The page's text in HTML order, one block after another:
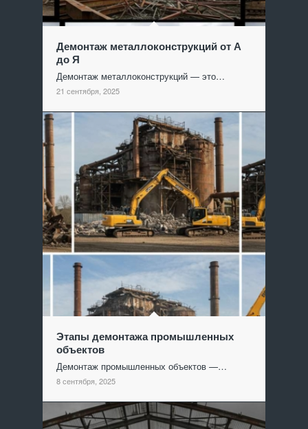
Демонтаж металлоконструкций от А
до Я
Демонтаж металлоконструкций — это…
21 сентября, 2025
Этапы демонтажа промышленных
объектов
Демонтаж промышленных объектов —…
8 сентября, 2025